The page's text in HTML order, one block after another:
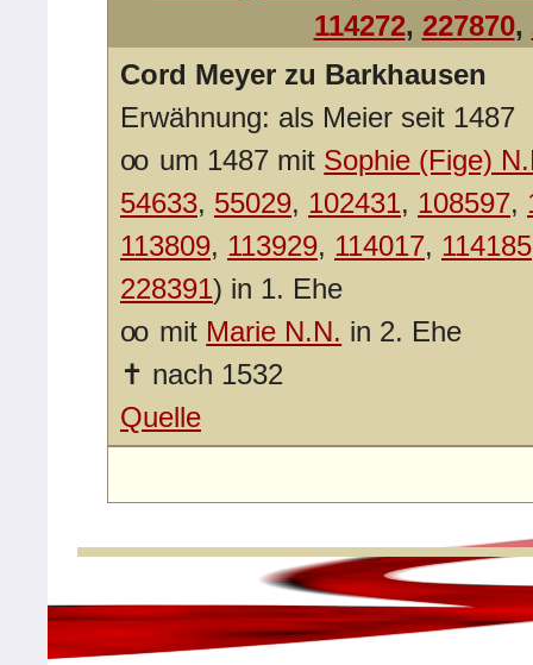
114272, 227870,
Cord Meyer zu Barkhausen
Erwähnung: als Meier seit 1487
oo um 1487 mit Sophie (Fige)
54633, 55029, 102431, 108597,
113809, 113929, 114017, 114185
228391) in 1. Ehe
oo mit Marie N.N. in 2. Ehe
✝ nach 1532
Quelle